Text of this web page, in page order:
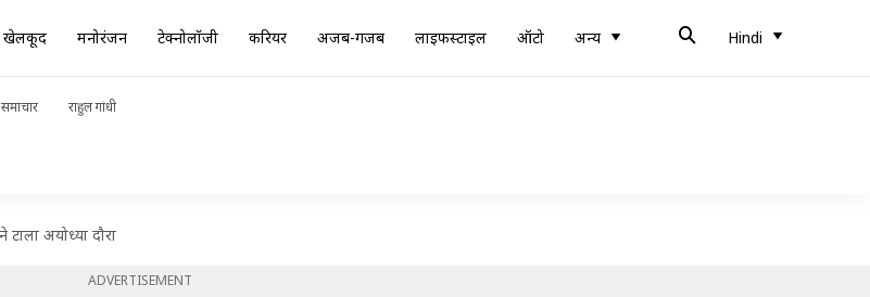
खेलकूद मनोरंजन टेक्नोलॉजी करियर अजब-गजब लाइफस्टाइल ऑटो अन्य Hindi
राहुल गांधी
टाला अयोध्या दौरा
ADVERTISEMENT